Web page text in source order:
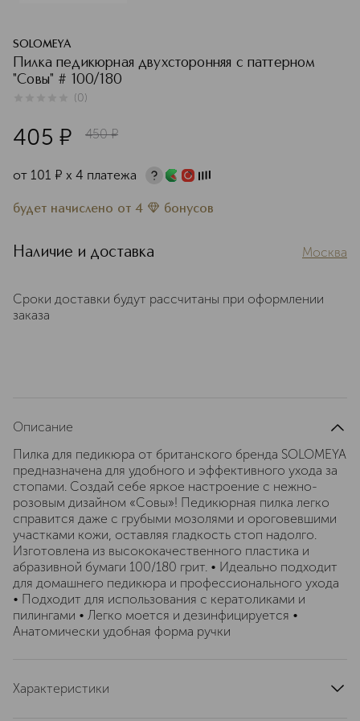
SOLOMEYA
Пилка педикюрная двухсторонняя с паттерном
"Совы" # 100/180
(0)
405 ¤ 450 ¤
от 101 ¤ х 4 платежа
будет начислено от 4 бонусов
Наличие и доставка Москва
Сроки доставки будут рассчитаны при оформлении
заказа
Описание
Пилка для педикюра от британского бренда SOLOMEYA
предназначена для удобного и эффективного ухода за
стопами. Создай себе яркое настроение с нежно-
розовым дизайном «Совы»! Педикюрная пилка легко
справится даже с грубыми мозолями и ороговевшими
участками кожи, оставляя гладкость стоп надолго.
Изготовлена из высококачественного пластика и
абразивной бумаги 100/180 грит. • Идеально подходит
для домашнего педикюра и профессионального ухода
• Подходит для использования с кератоликами и
пилингами • Легко моется и дезинфицируется •
Анатомически удобная форма ручки
Характеристики